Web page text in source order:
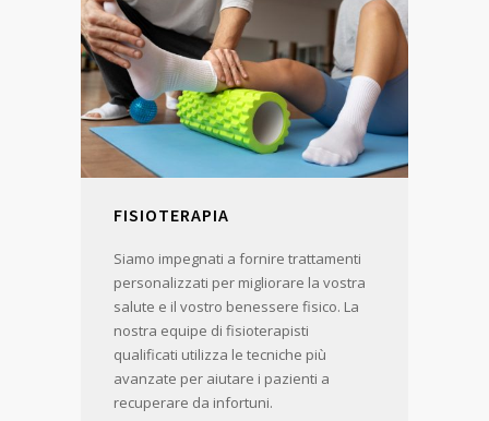
FISIOTERAPIA
Siamo impegnati a fornire trattamenti
personalizzati per migliorare la vostra
salute e il vostro benessere fisico. La
nostra equipe di fisioterapisti
qualificati utilizza le tecniche più
avanzate per aiutare i pazienti a
recuperare da infortuni.